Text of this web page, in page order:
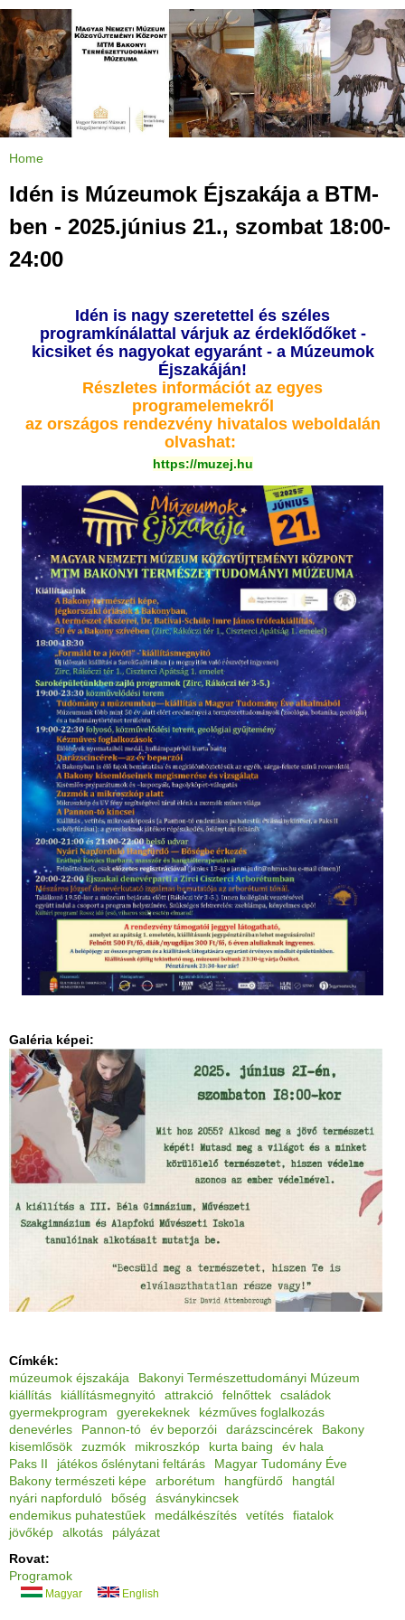
Jump to navigation
Y
u
a
e
h
r
e
Home
Idén is Múzeumok Éjszakája a BTM-
ben - 2025.június 21., szombat 18:00-
24:00
Idén is nagy szeretettel és széles
programkínálattal várjuk az érdeklődőket -
kicsiket és nagyokat egyaránt - a Múzeumok
Éjszakáján!
Részletes információt az egyes
programelemekről
az országos rendezvény hivatalos weboldalán
olvashat:
https://muzej.hu
Galéria képei:
Címkék:
múzeumok éjszakája
Bakonyi Természettudományi Múzeum
kiállítás
kiállításmegnyitó attrakció felnőttek
családok
gyermekprogram
gyerekeknek
kézműves foglalkozás
denevérles
Pannon-tó év beporzói darázscincérek
Bakony
kisemlősök
zuzmók mikroszkóp kurta baing
év hala
Paks II
játékos őslénytani feltárás
Magyar Tudomány Éve
Bakony természeti képe
arborétum hangfürdő
hangtál
nyári napforduló
bőség
ásványkincsek
endemikus puhatestűek
medálkészítés vetítés
fiatalok
jövőkép
alkotás
pályázat
Rovat:
Programok
Magyar English